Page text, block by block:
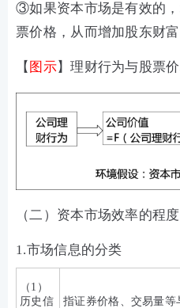
③如果资本市场是有效的
票价格，从而增加股东财富
【 图示】理财行为与股票
（二）资本市场效率的程度
1.市场信息的分类
（1）
历史信
指证券价格、交易量等